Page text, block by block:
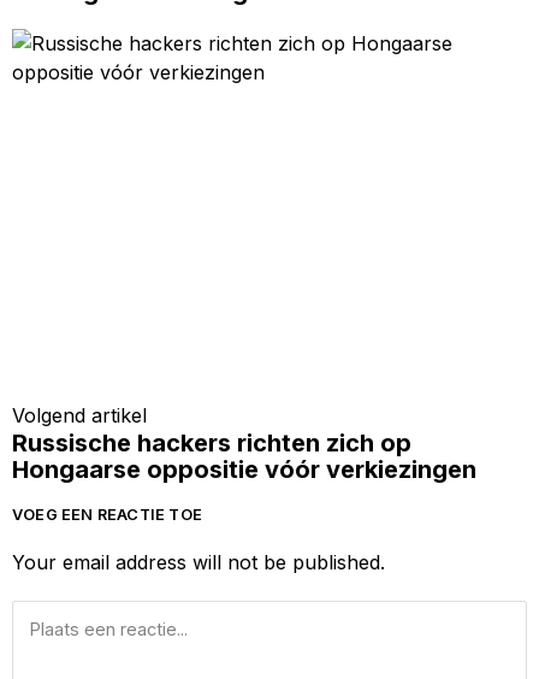
Volgend artikel
Russische hackers richten zich op
Hongaarse oppositie vóór verkiezingen
VOEG EEN REACTIE TOE
Your email address will not be published.